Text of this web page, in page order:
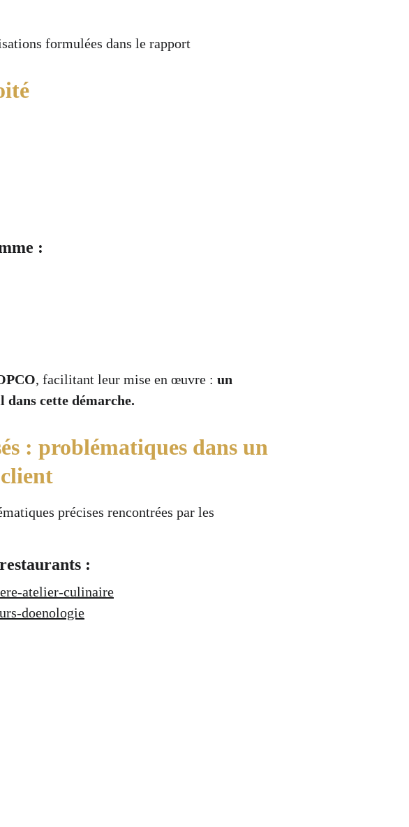
formulées dans le rapport
:
, facilitant leur mise en œuvre : un
cette démarche.
: problématiques dans un
précises rencontrées par les
:
atelier-culinaire
doenologie